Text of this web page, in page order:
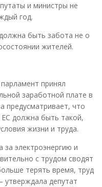
и министры не
год.
быть забота не о
жителей.
принял
заработной плате в
предусматривает, что
должна быть такой,
жизни и труда.
за электроэнергию и
с трудом сводят
терять время, труд
утверждала депутат